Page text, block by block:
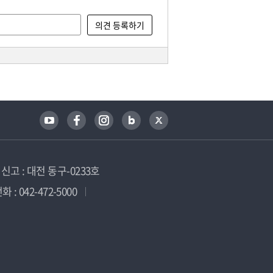
고 : 대전 동구-0233호
: 042-472-5000